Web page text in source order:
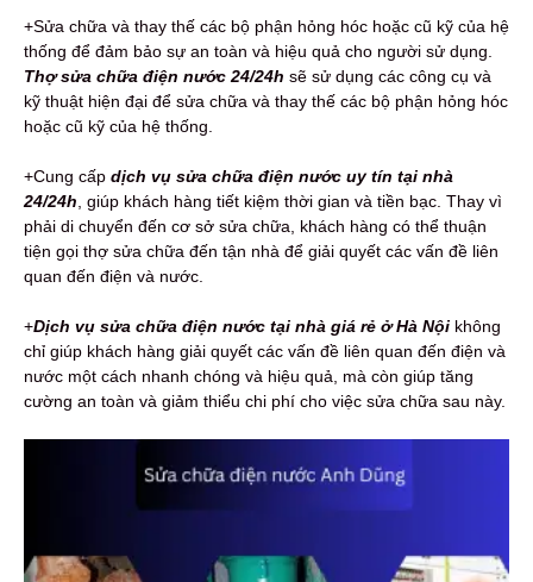
+Sửa chữa và thay thế các bộ phận hỏng hóc hoặc cũ kỹ của hệ
thống để đảm bảo sự an toàn và hiệu quả cho người sử dụng.
Thợ sửa chữa điện nước 24/24h sẽ sử dụng các công cụ và
kỹ thuật hiện đại để sửa chữa và thay thế các bộ phận hỏng hóc
hoặc cũ kỹ của hệ thống.
+Cung cấp dịch vụ sửa chữa điện nước uy tín tại nhà
24/24h , giúp khách hàng tiết kiệm thời gian và tiền bạc. Thay vì
phải di chuyển đến cơ sở sửa chữa, khách hàng có thể thuận
tiện gọi thợ sửa chữa đến tận nhà để giải quyết các vấn đề liên
quan đến điện và nước.
+Dịch vụ sửa chữa điện nước tại nhà giá rẻ ở Hà Nội không
chỉ giúp khách hàng giải quyết các vấn đề liên quan đến điện và
nước một cách nhanh chóng và hiệu quả, mà còn giúp tăng
cường an toàn và giảm thiểu chi phí cho việc sửa chữa sau này.